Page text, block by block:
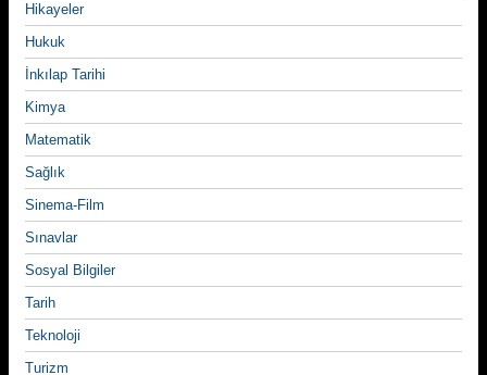
Hikayeler
Hukuk
İnkılap Tarihi
Kimya
Matematik
Sağlık
Sinema-Film
Sınavlar
Sosyal Bilgiler
Tarih
Teknoloji
Turizm